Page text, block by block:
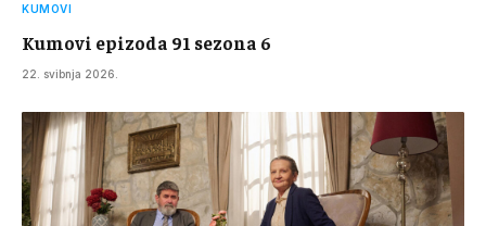
KUMOVI
Kumovi epizoda 91 sezona 6
22. svibnja 2026.